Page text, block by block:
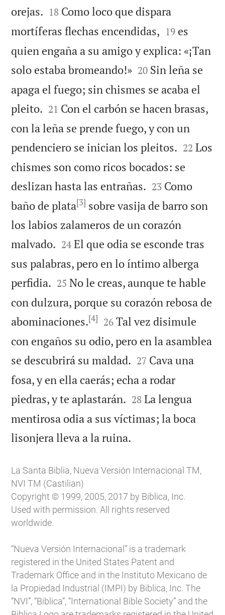
orejas. 

18 Como loco que dispara
mortíferas flechas encendidas, 

19 es
quien engaña a su amigo y explica: «¡Tan
solo estaba bromeando!»
20 Sin leña se
apaga el fuego; sin chismes se acaba el
pleito. 

21 Con el carbón se hacen brasas,
con la leña se prende fuego, y con un
pendenciero se inician los pleitos. 

22 Los
chismes son como ricos bocados: se
deslizan hasta las entrañas. 

23 Como
baño de plata[3] sobre vasija de barro son
los labios zalameros de un corazón
malvado. 

24 El que odia se esconde tras
sus palabras, pero en lo íntimo alberga
perfidia. 

25 No le creas, aunque te hable
con dulzura, porque su corazón rebosa de
abominaciones.[4] 

26 Tal vez disimule
con engaños su odio, pero en la asamblea
se descubrirá su maldad. 

27 Cava una
fosa, y en ella caerás; echa a rodar
piedras, y te aplastarán. 

28 La lengua
mentirosa odia a sus víctimas; la boca
lisonjera lleva a la ruina.
La Santa Biblia, Nueva Versión Internacional TM,
NVI TM (Castilian)
Copyright © 1999, 2005, 2017 by Biblica, Inc.
Used with permission. All rights reserved
worldwide.
“Nueva Versión Internacional” is a trademark
registered in the United States Patent and
Trademark Office and in the Instituto Mexicano de
la Propiedad Industrial (IMPI) by Biblica, Inc. The
“NVI”, “Biblica”, “International Bible Society” and the